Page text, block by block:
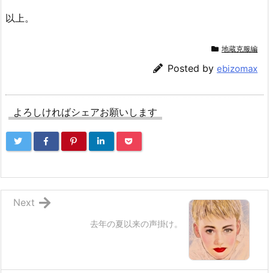
以上。
地蔵克服編
Posted by ebizomax
よろしければシェアお願いします
去年の夏以来の声掛け。
Next